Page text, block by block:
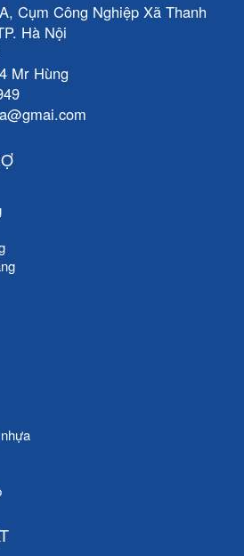
Cụm Công Nghiệp Xã Thanh
Hà Nội
Mr Hùng